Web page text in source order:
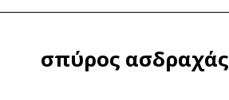
σπύρος ασδραχάς